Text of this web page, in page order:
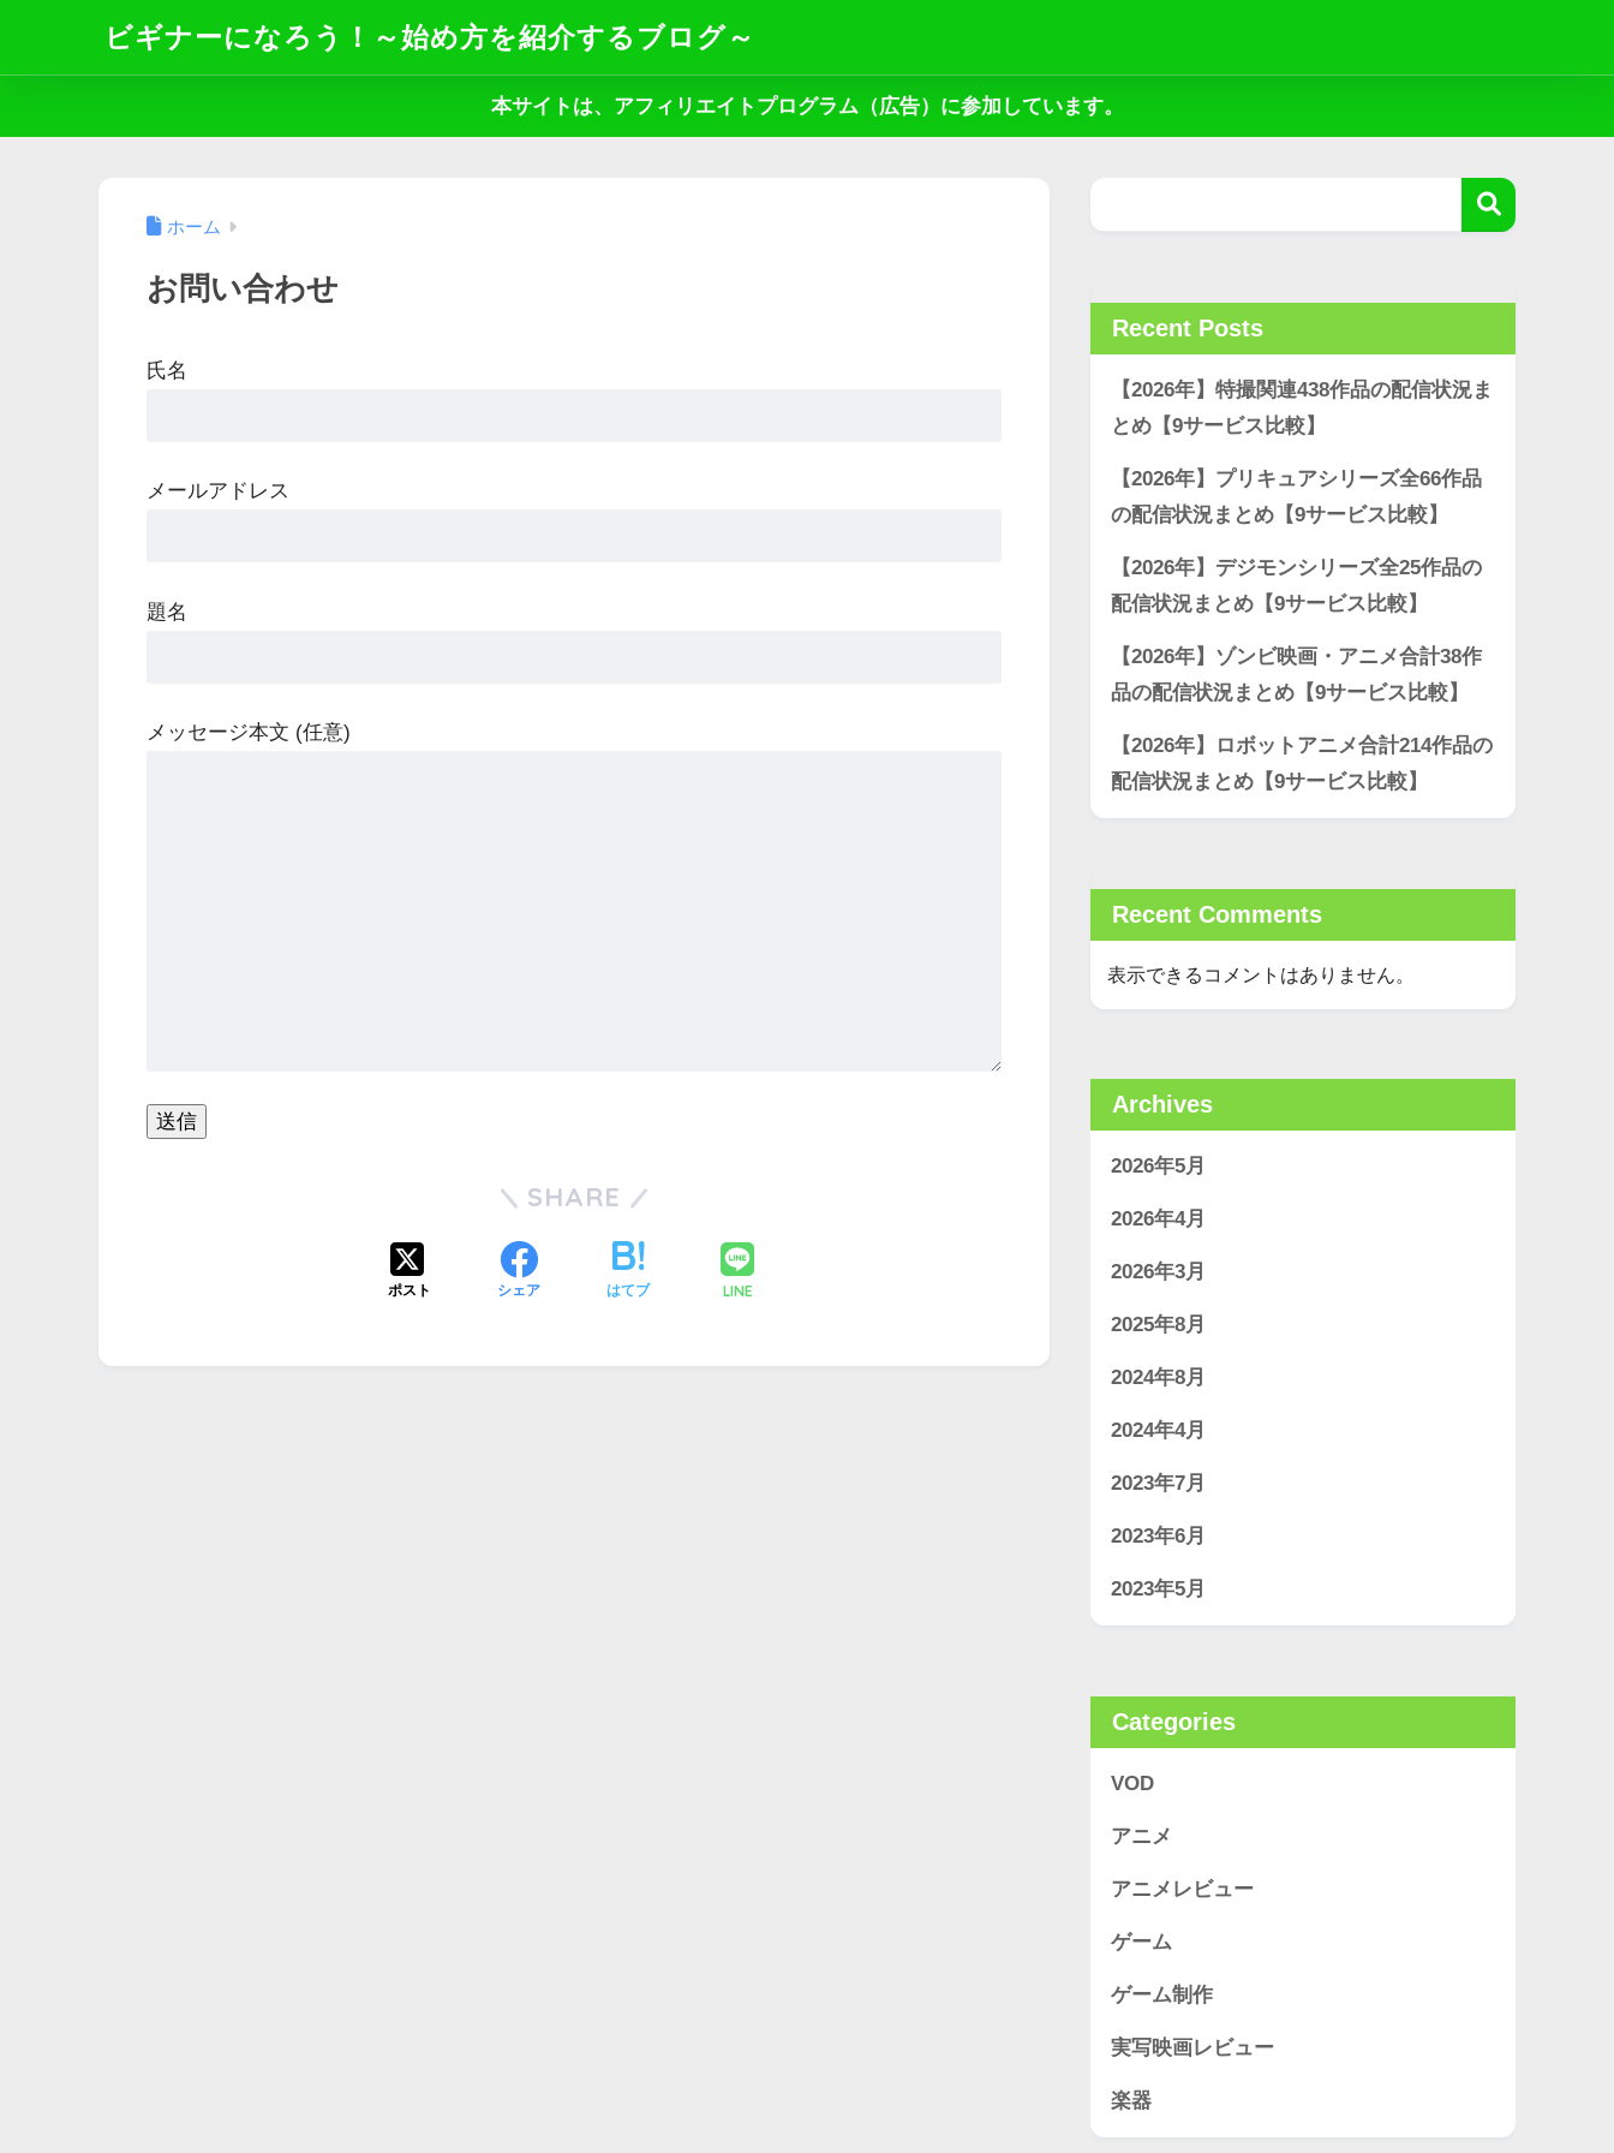
ビギナーになろう！～始め方を紹介するブログ～
本サイトは、アフィリエイトプログラム（広告）に参加しています。
ホーム
お問い合わせ
氏名
メールアドレス
題名
メッセージ本文 (任意)
SHARE
ポスト シェア はてブ LINE
Recent Posts
【2026年】特撮関連438作品の配信状況ま
とめ【9サービス比較】
【2026年】プリキュアシリーズ全66作品
の配信状況まとめ【9サービス比較】
【2026年】デジモンシリーズ全25作品の
配信状況まとめ【9サービス比較】
【2026年】ゾンビ映画・アニメ合計38作
品の配信状況まとめ【9サービス比較】
【2026年】ロボットアニメ合計214作品の
配信状況まとめ【9サービス比較】
Recent Comments
表示できるコメントはありません。
Archives
2026年5月
2026年4月
2026年3月
2025年8月
2024年8月
2024年4月
2023年7月
2023年6月
2023年5月
Categories
VOD
アニメ
アニメレビュー
ゲーム
ゲーム制作
実写映画レビュー
楽器